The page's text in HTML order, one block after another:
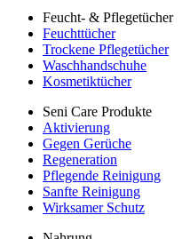
Feucht- & Pflegetücher
Feuchttücher
Trockene Pflegetücher
Waschhandschuhe
Kosmetiktücher
Seni Care Produkte
Aktivierung
Gegen Gerüche
Regeneration
Pflegende Reinigung
Sanfte Reinigung
Wirksamer Schutz